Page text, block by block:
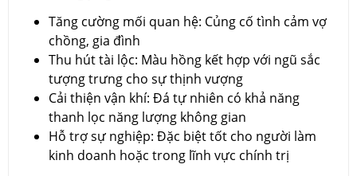
Tăng cường mối quan hệ: Củng cố tình cảm vợ
chồng, gia đình
Thu hút tài lộc: Màu hồng kết hợp với ngũ sắc
tượng trưng cho sự thịnh vượng
Cải thiện vận khí: Đá tự nhiên có khả năng
thanh lọc năng lượng không gian
Hỗ trợ sự nghiệp: Đặc biệt tốt cho người làm
kinh doanh hoặc trong lĩnh vực chính trị